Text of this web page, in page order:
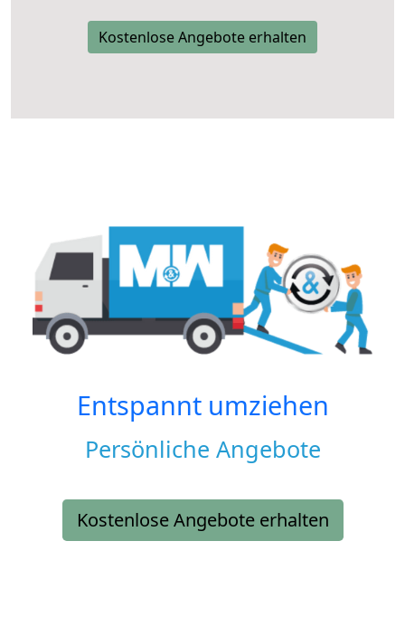
Kostenlose Angebote erhalten
Entspannt umziehen
Persönliche Angebote
Kostenlose Angebote erhalten